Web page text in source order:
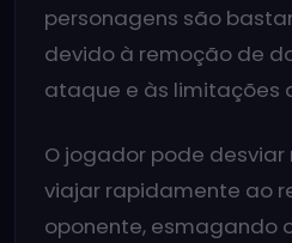
personagens são
devido à remoção de
ataque e às limitações
O jogador pode
viajar rapidamente ao
oponente, esmagando